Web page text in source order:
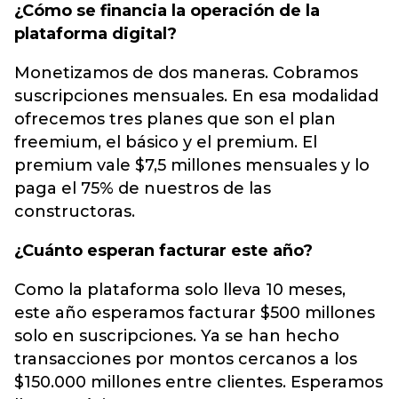
¿Cómo se financia la operación de la
plataforma digital?
Monetizamos de dos maneras. Cobramos
suscripciones mensuales. En esa modalidad
ofrecemos tres planes que son el plan
freemium, el básico y el premium. El
premium vale $7,5 millones mensuales y lo
paga el 75% de nuestros de las
constructoras.
¿Cuánto esperan facturar este año?
Como la plataforma solo lleva 10 meses,
este año esperamos facturar $500 millones
solo en suscripciones. Ya se han hecho
transacciones por montos cercanos a los
$150.000 millones entre clientes. Esperamos